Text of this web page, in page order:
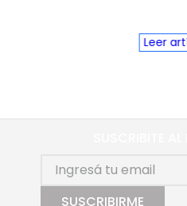
Leer
SUSCRIBIRME